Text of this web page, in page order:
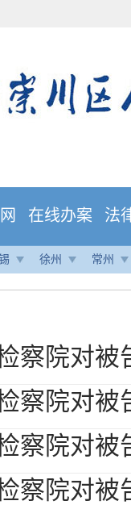
在线办案 法
徐州 常州
察院对被
察院对被
察院对被
察院对被